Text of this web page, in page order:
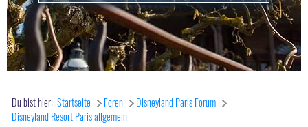
Du bist hier: Startseite Foren
Disneyland Paris Forum
Disneyland Resort Paris allgemein